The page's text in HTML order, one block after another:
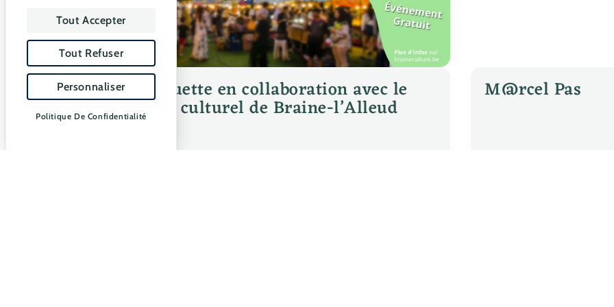
Guinguette en collaboration avec le
Centre culturel de Braine-l’Alleud
M@rcel Pas
Tout Accepter
Tout Refuser
Personnaliser
Politique De Confidentialité